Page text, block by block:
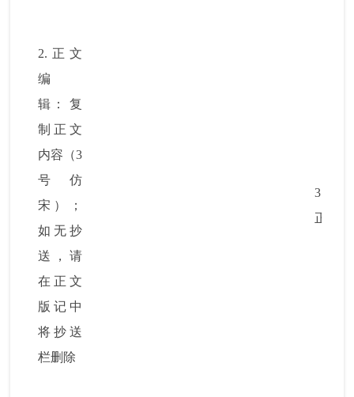
2. 正文
编
辑：
复
制正文
内容（3
号仿
宋）；
如无抄
送，请
在正文
版记中
将抄送
栏删除
3.
正文